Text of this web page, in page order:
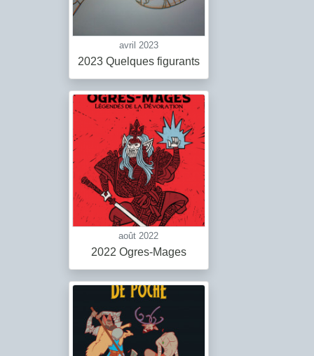
avril 2023
2023 Quelques figurants
août 2022
2022 Ogres-Mages